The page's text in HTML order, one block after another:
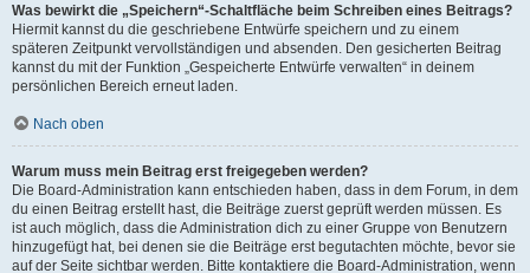
Was bewirkt die „Speichern“-Schaltfläche beim Schreiben eines Beitrags?
Hiermit kannst du die geschriebene Entwürfe speichern und zu einem
späteren Zeitpunkt vervollständigen und absenden. Den gesicherten Beitrag
kannst du mit der Funktion „Gespeicherte Entwürfe verwalten“ in deinem
persönlichen Bereich erneut laden.
Nach oben
Warum muss mein Beitrag erst freigegeben werden?
Die Board-Administration kann entschieden haben, dass in dem Forum, in dem
du einen Beitrag erstellt hast, die Beiträge zuerst geprüft werden müssen. Es
ist auch möglich, dass die Administration dich zu einer Gruppe von Benutzern
hinzugefügt hat, bei denen sie die Beiträge erst begutachten möchte, bevor sie
auf der Seite sichtbar werden. Bitte kontaktiere die Board-Administration, wenn